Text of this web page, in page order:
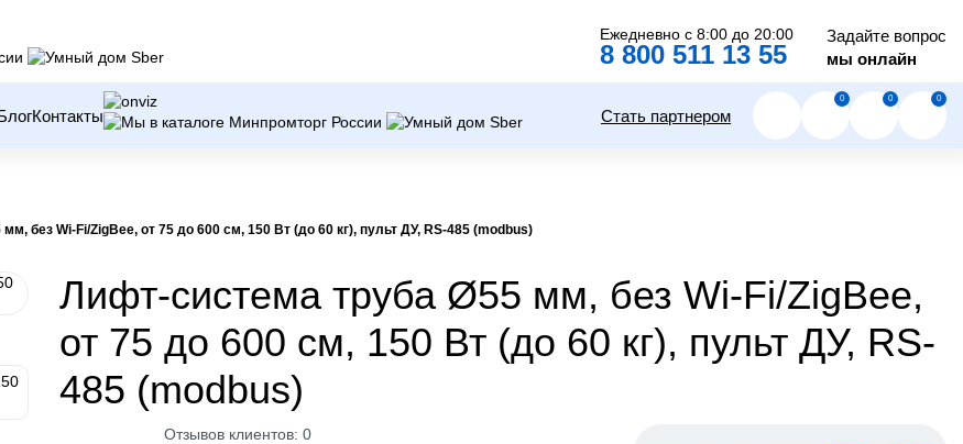
Ежедневно с 8:00 до 20:00
8 800 511 13 55
Задайте вопрос
мы онлайн
Контакты Стать партнером
0 0 0
без Wi-Fi/ZigBee, от 75 до 600 см, 150 Вт (до 60 кг), пульт ДУ, RS-485 (modbus)
Лифт-система труба Ø55 мм, без Wi-Fi/ZigBee,
от 75 до 600 см, 150 Вт (до 60 кг), пульт ДУ, RS-
485 (modbus)
Отзывов клиентов: 0